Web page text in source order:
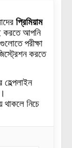
প্রিমিয়াম
করতে আপনি
পরীক্ষা
করতে
থাকলে নিচে